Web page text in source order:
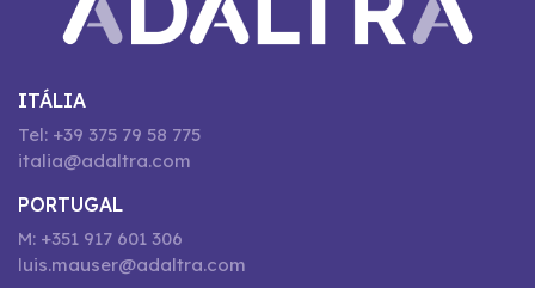
ITÁLIA
Tel: +39 375 79 58 775
italia@adaltra.com
PORTUGAL
M: +351 917 601 306
luis.mauser@adaltra.com